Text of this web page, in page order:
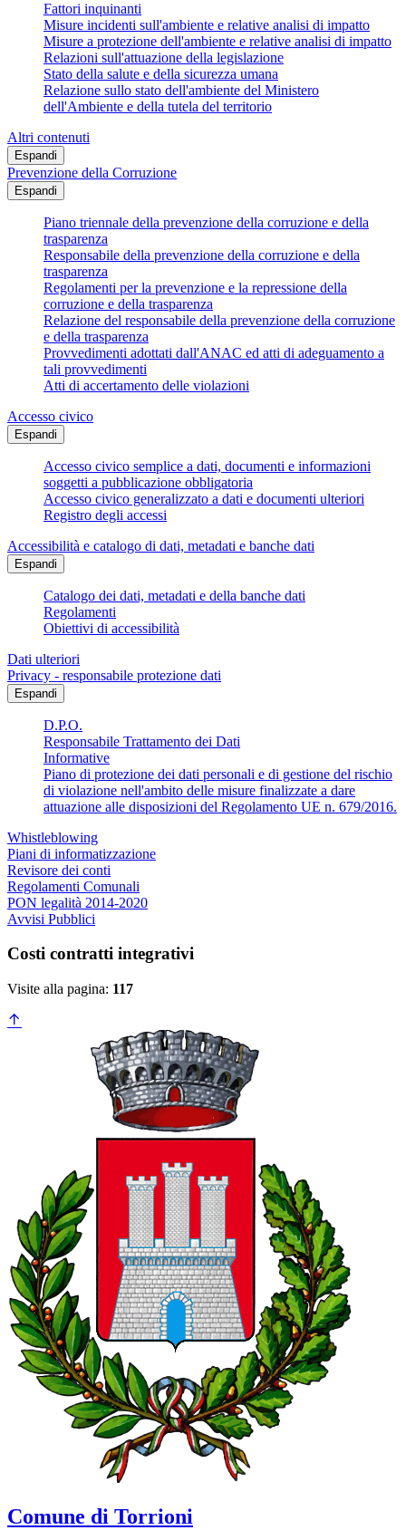
Fattori inquinanti
Misure incidenti sull'ambiente e relative analisi di impatto
Misure a protezione dell'ambiente e relative analisi di impatto
Relazioni sull'attuazione della legislazione
Stato della salute e della sicurezza umana
Relazione sullo stato dell'ambiente del Ministero
dell'Ambiente e della tutela del territorio
Altri contenuti
Espandi
Prevenzione della Corruzione
Espandi
Piano triennale della prevenzione della corruzione e della
trasparenza
Responsabile della prevenzione della corruzione e della
trasparenza
Regolamenti per la prevenzione e la repressione della
corruzione e della trasparenza
Relazione del responsabile della prevenzione della corruzione
e della trasparenza
Provvedimenti adottati dall'ANAC ed atti di adeguamento a
tali provvedimenti
Atti di accertamento delle violazioni
Accesso civico
Espandi
Accesso civico semplice a dati, documenti e informazioni
soggetti a pubblicazione obbligatoria
Accesso civico generalizzato a dati e documenti ulteriori
Registro degli accessi
Accessibilità e catalogo di dati, metadati e banche dati
Espandi
Catalogo dei dati, metadati e della banche dati
Regolamenti
Obiettivi di accessibilità
Dati ulteriori
Privacy - responsabile protezione dati
Espandi
D.P.O.
Responsabile Trattamento dei Dati
Informative
Piano di protezione dei dati personali e di gestione del rischio
di violazione nell'ambito delle misure finalizzate a dare
attuazione alle disposizioni del Regolamento UE n. 679/2016.
Whistleblowing
Piani di informatizzazione
Revisore dei conti
Regolamenti Comunali
PON legalità 2014-2020
Avvisi Pubblici
Costi contratti integrativi
Visite alla pagina: 117
Comune di Torrioni